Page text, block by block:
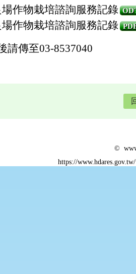
作物栽培諮詢服務記錄
作物栽培諮詢服務記錄
請傳至03-8537040
©
https://